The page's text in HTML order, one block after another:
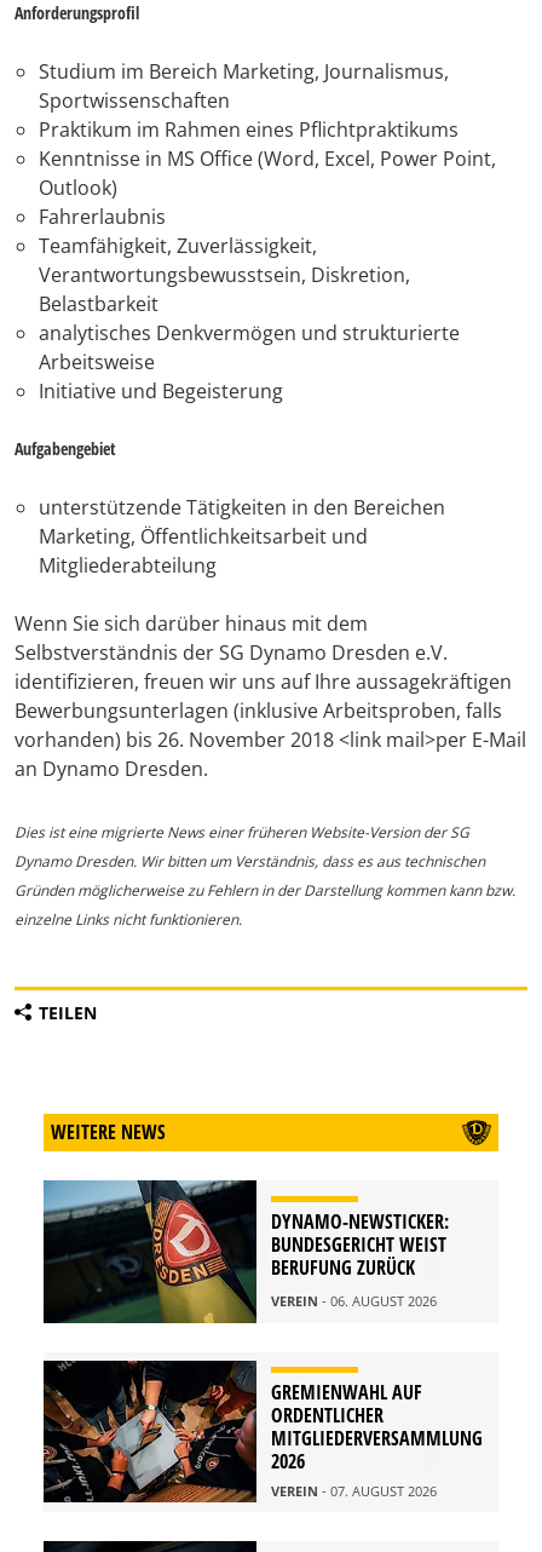
Anforderungsprofil
Studium im Bereich Marketing, Journalismus,
Sportwissenschaften
Praktikum im Rahmen eines Pflichtpraktikums
Kenntnisse in MS Office (Word, Excel, Power Point,
Outlook)
Fahrerlaubnis
Teamfähigkeit, Zuverlässigkeit,
Verantwortungsbewusstsein, Diskretion,
Belastbarkeit
analytisches Denkvermögen und strukturierte
Arbeitsweise
Initiative und Begeisterung
Aufgabengebiet
unterstützende Tätigkeiten in den Bereichen
Marketing, Öffentlichkeitsarbeit und
Mitgliederabteilung
Wenn Sie sich darüber hinaus mit dem
Selbstverständnis der SG Dynamo Dresden e.V.
identifizieren, freuen wir uns auf Ihre aussagekräftigen
Bewerbungsunterlagen (inklusive Arbeitsproben, falls
vorhanden) bis 26. November 2018 <link mail>per E-Mail
an Dynamo Dresden.
Dies ist eine migrierte News einer früheren Website-Version der SG
Dynamo Dresden. Wir bitten um Verständnis, dass es aus technischen
Gründen möglicherweise zu Fehlern in der Darstellung kommen kann bzw.
einzelne Links nicht funktionieren.
TEILEN
WEITERE NEWS
DYNAMO-NEWSTICKER:
BUNDESGERICHT WEIST
BERUFUNG ZURÜCK
VEREIN - 06. AUGUST 2026
GREMIENWAHL AUF
ORDENTLICHER
MITGLIEDERVERSAMMLUNG
2026
VEREIN - 07. AUGUST 2026